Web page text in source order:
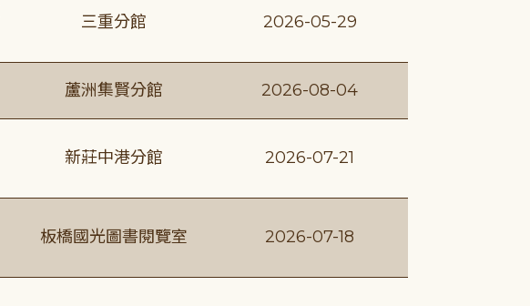
三重分館 2026-05-29
蘆洲集賢分館 2026-08-04
新莊中港分館 2026-07-21
板橋國光圖書閱覽室 2026-07-18